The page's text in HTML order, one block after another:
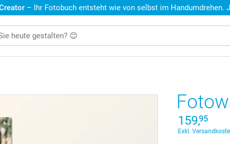
– Ihr Fotobuch entsteht wie von selbst im Handumdrehen.
159,95
Exkl.